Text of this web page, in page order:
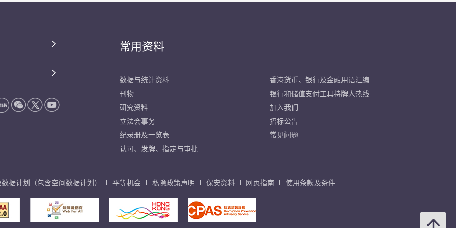
常用资料
数据与统计资料
刊物
研究资料
立法会事务
纪录册及一览表
认可、发牌、指定与审批
香港货币、银行及金融用语汇编
银行和储值支付工具持牌人热线
加入我们
招标公告
常见问题
据计划（包含空间数据计划） 平等机会 私隐政策声明 保安资料 网页指南 使用条款及条件